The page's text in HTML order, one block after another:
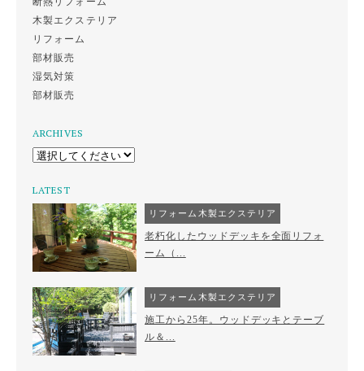
木製エクステリア
リフォーム
部材販売
湿気対策
部材販売
ARCHIVES
LATEST
リフォーム木製エクステリア
老朽化したウッドデッキを全面リフォ
ーム（...
リフォーム木製エクステリア
施工から25年。ウッドデッキとテーブ
ル＆...